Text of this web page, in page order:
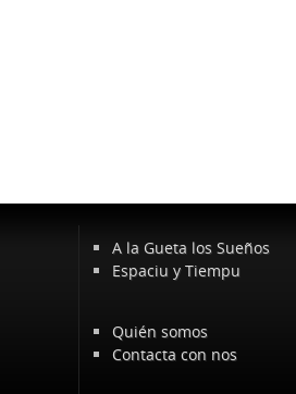
A la Gueta los Sueños
Espaciu y Tiempu
Quién somos
Contacta con nos